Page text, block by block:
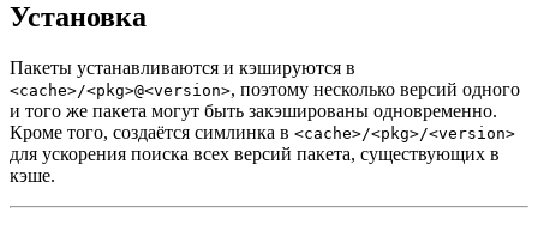
Установка
Пакеты устанавливаются и кэшируются в
<cache>/<pkg>@<version>, поэтому несколько версий одного
и того же пакета могут быть закэшированы одновременно.
Кроме того, создаётся симлинка в <cache>/<pkg>/<version>
для ускорения поиска всех версий пакета, существующих в
кэше.